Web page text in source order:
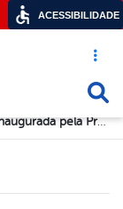
Acesso
Quadra Toca da Lagoa é inaugurada pela Prefeitura de Santa Terezinha
ACESSIBILIDADE